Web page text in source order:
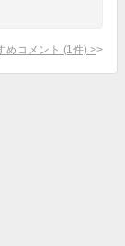
めコメント (1 件) >